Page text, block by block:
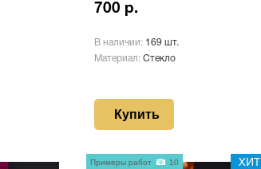
700 р.
В наличии: 169 шт.
Материал: Стекло
Купить
ХИТ
Примеры работ 10